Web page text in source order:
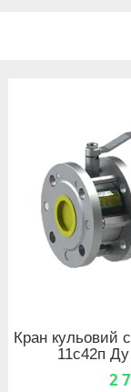
Кран кульовий
11с42п
2